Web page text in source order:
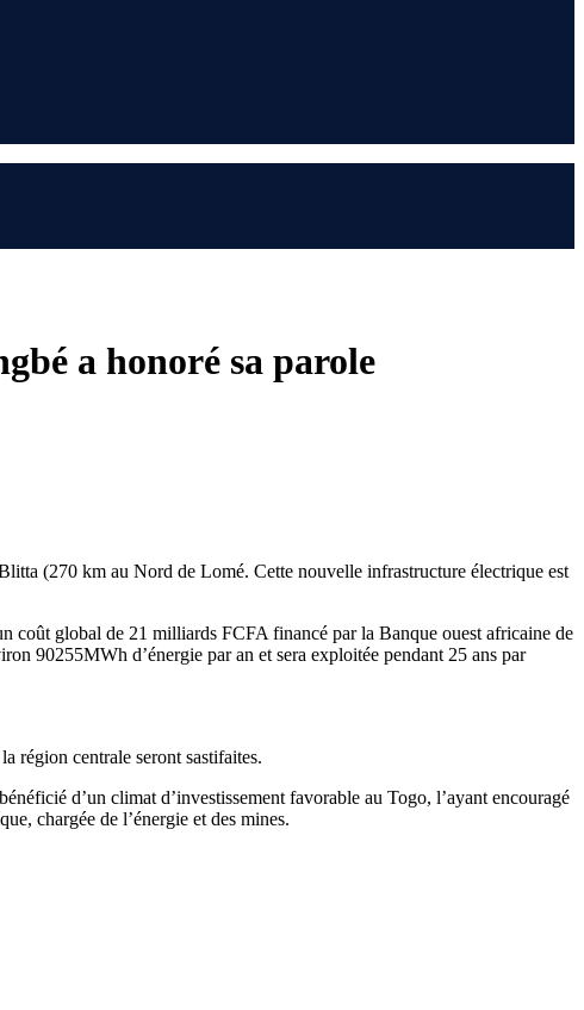
a honoré sa parole
(270 km au Nord de Lomé. Cette nouvelle infrastructure électrique est
global de 21 milliards FCFA financé par la Banque ouest africaine de
90255MWh d’énergie par an et sera exploitée pendant 25 ans par
région centrale seront sastifaites.
d’un climat d’investissement favorable au Togo, l’ayant encouragé
chargée de l’énergie et des mines.